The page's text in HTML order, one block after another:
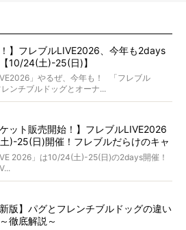
！】フレブルLIVE2026、今年も2days
10/24(土)-25(日)】
」やるぜ、今年も！ 「フレブル
ンチブルドッグとオーナ...
ケット販売開始！】フレブルLIVE2026
)-25(日)開催！フレブルだらけのキャ
・バスプランも新登場!?
2026」は10/24(土)-25(日)の2days開催！
新版】パグとフレンチブルドッグの違い
徹底解説～